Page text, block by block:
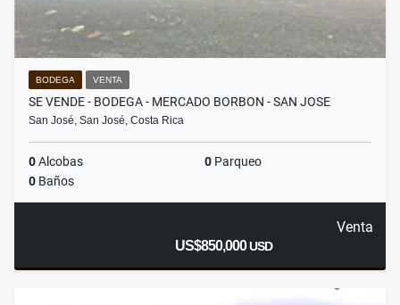
BODEGA VENTA
SE VENDE - BODEGA - MERCADO BORBON - SAN JOSE
San José, San José, Costa Rica
0Alcobas 0 Parqueo
0 Baños
Venta
US$850,000USD